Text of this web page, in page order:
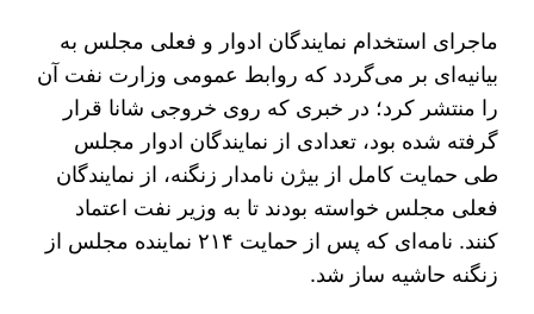
ماجرای استخدام نمایندگان ادوار و فعلی مجلس به
بیانیه‌ای بر می‌گردد که روابط عمومی وزارت نفت آن
را منتشر کرد؛ در خبری که روی خروجی شانا قرار
گرفته شده بود، تعدادی از نمایندگان ادوار مجلس
طی حمایت کامل از بیژن نامدار زنگنه، از نمایندگان
فعلی مجلس خواسته بودند تا به وزیر نفت اعتماد
کنند. نامه‌ای که پس از حمایت ۲۱۴ نماینده مجلس از
زنگنه حاشیه ساز شد.